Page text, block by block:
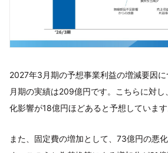
2027年3月期の予想事業利益の増減要因
月期の実績は209億円です。こちらに対
化影響が18億円ほどあると予想しています
また、固定費の増加として、73億円の悪